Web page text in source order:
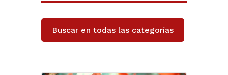
Buscar en todas las categorías